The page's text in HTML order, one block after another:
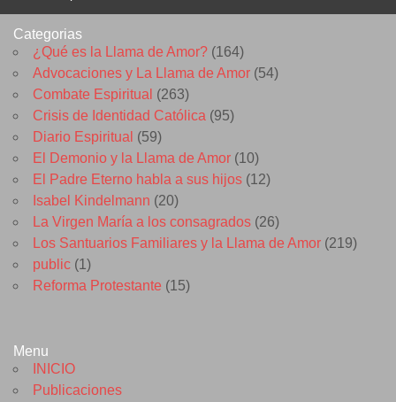
Categorias
¿Qué es la Llama de Amor? (164)
Advocaciones y La Llama de Amor (54)
Combate Espiritual (263)
Crisis de Identidad Católica (95)
Diario Espiritual (59)
El Demonio y la Llama de Amor (10)
El Padre Eterno habla a sus hijos (12)
Isabel Kindelmann (20)
La Virgen María a los consagrados (26)
Los Santuarios Familiares y la Llama de Amor (219)
public (1)
Reforma Protestante (15)
Menu
INICIO
Publicaciones